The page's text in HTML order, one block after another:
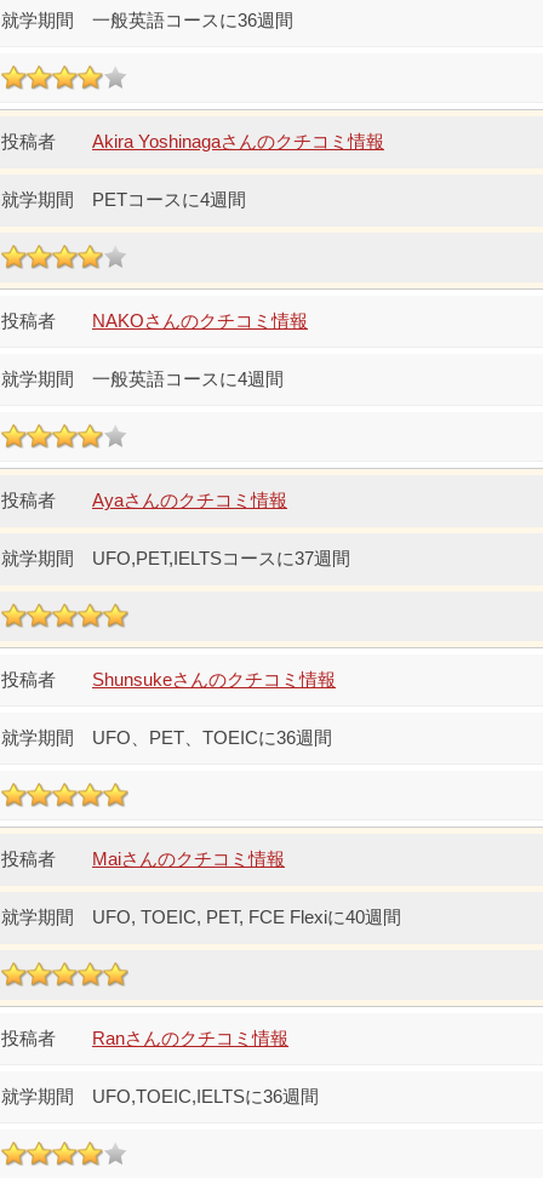
一般英語コースに36週間
Akira Yoshinagaさんのクチコミ情報
PETコースに4週間
NAKOさんのクチコミ情報
一般英語コースに4週間
Ayaさんのクチコミ情報
UFO,PET,IELTSコースに37週間
Shunsukeさんのクチコミ情報
UFO、PET、TOEICに36週間
Maiさんのクチコミ情報
UFO, TOEIC, PET, FCE Flexiに40週間
Ranさんのクチコミ情報
UFO,TOEIC,IELTSに36週間